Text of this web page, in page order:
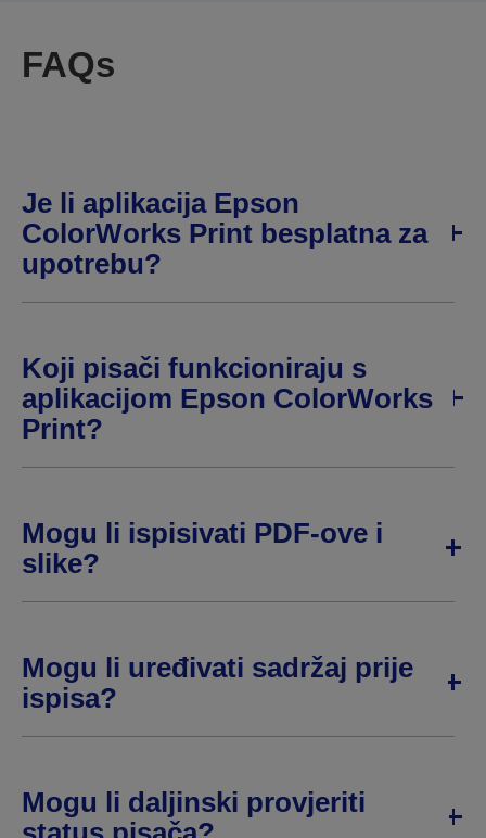
FAQs
Je li aplikacija Epson
ColorWorks Print besplatna za
upotrebu?
Koji pisači funkcioniraju s
aplikacijom Epson ColorWorks
Print?
Mogu li ispisivati PDF-ove i
slike?
Mogu li uređivati sadržaj prije
ispisa?
Mogu li daljinski provjeriti